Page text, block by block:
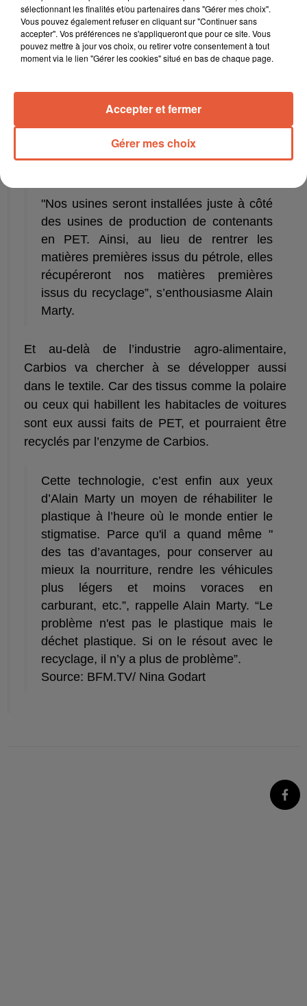
démonstrateur industriel dans la banlieue de
Lyon, capable de recycler 2000 tonnes de PET,
qui sera opérationnel en 2021. Deux ans plus
tard, la start-up clermontoise se voit construire
d’autres dans le monde avant 2030.
Réhabiliter le plastique
"Nos usines seront installées juste à côté
des usines de production de contenants
en PET. Ainsi, au lieu de rentrer les
matières premières issus du pétrole, elles
récupéreront nos matières premières
issus du recyclage”, s’enthousiasme Alain
Marty.
Et au-delà de l’industrie agro-alimentaire,
Carbios va chercher à se développer aussi
dans le textile. Car des tissus comme la polaire
ou ceux qui habillent les habitacles de voitures
sont eux aussi faits de PET, et pourraient être
recyclés par l’enzyme de Carbios.
Cette technologie, c’est enfin aux yeux
d’Alain Marty un moyen de réhabiliter le
plastique à l’heure où le monde entier le
stigmatise. Parce qu'il a quand même "
des tas d’avantages, pour conserver au
mieux la nourriture, rendre les véhicules
plus légers et moins voraces en
carburant, etc.”, rappelle Alain Marty. “Le
problème n'est pas le plastique mais le
déchet plastique. Si on le résout avec le
recyclage, il n’y a plus de problème”.
Source: BFM.TV/ Nina Godart
sélectionnant les finalités et/ou partenaires dans "Gérer mes choix".
Vous pouvez également refuser en cliquant sur "Continuer sans
accepter". Vos préférences ne s'appliqueront que pour ce site. Vous
pouvez mettre à jour vos choix, ou retirer votre consentement à tout
moment via le lien "Gérer les cookies" situé en bas de chaque page.
Gérer mes choix
Accepter et fermer